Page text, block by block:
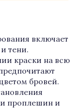
включает
тени.
краски на всю
бровей.
проплешин и